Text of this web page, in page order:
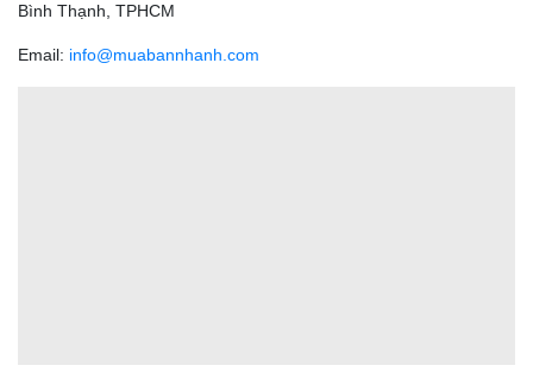
Bình Thạnh, TPHCM
Email: info@muabannhanh.com